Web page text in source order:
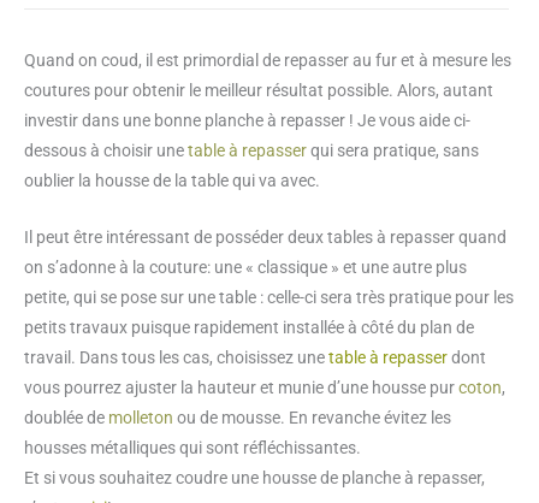
Quand on coud, il est primordial de repasser au fur et à mesure les
coutures pour obtenir le meilleur résultat possible. Alors, autant
investir dans une bonne planche à repasser ! Je vous aide ci-
dessous à choisir unetable à repasserqui sera pratique, sans
oublier la housse de la table qui va avec.
Il peut être intéressant de posséder deux tables à repasser quand
on s’adonne à la couture: une « classique » et une autre plus
petite, qui se pose sur une table : celle-ci sera très pratique pour les
petits travaux puisque rapidement installée à côté du plan de
travail. Dans tous les cas, choisissez unetable à repasserdont
vous pourrez ajuster la hauteur et munie d’une housse purcoton,
doublée de molleton ou de mousse. En revanche évitez les
housses métalliques qui sont réfléchissantes.
Et si vous souhaitez coudre une housse de planche à repasser,